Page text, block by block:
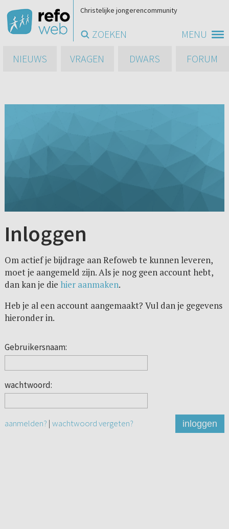
MENU
Christelijke jongerencommunity
ZOEKEN
NIEUWS
VRAGEN DWARS FORUM
Inloggen
Om actief je bijdrage aan Refoweb te kunnen leveren,
moet je aangemeld zijn. Als je nog geen account hebt,
dan kan je die hier aanmaken.
Heb je al een account aangemaakt? Vul dan je gegevens
hieronder in.
Gebruikersnaam:
wachtwoord:
aanmelden? | wachtwoord vergeten? inloggen